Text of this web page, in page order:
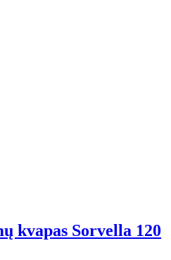
kvapas Sorvella 120